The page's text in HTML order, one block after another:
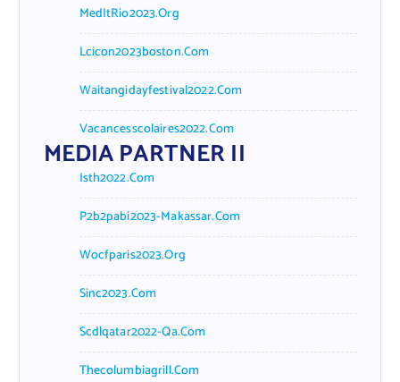
MedItRio2023.org
Lcicon2023boston.com
Waitangidayfestival2022.com
Vacancesscolaires2022.com
MEDIA PARTNER II
Isth2022.com
P2b2pabi2023-Makassar.com
Wocfparis2023.org
Sinc2023.com
Scdlqatar2022-Qa.com
Thecolumbiagrill.com